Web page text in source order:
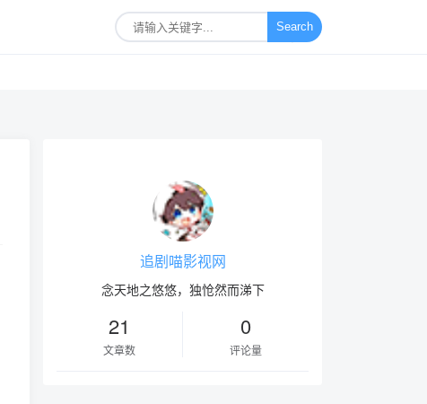
Search
追剧喵影视网
念天地之悠悠，独怆然而涕下
21
文章数
0
评论量